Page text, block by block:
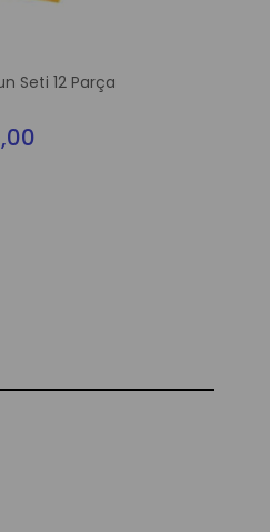
Seti 12 Parça